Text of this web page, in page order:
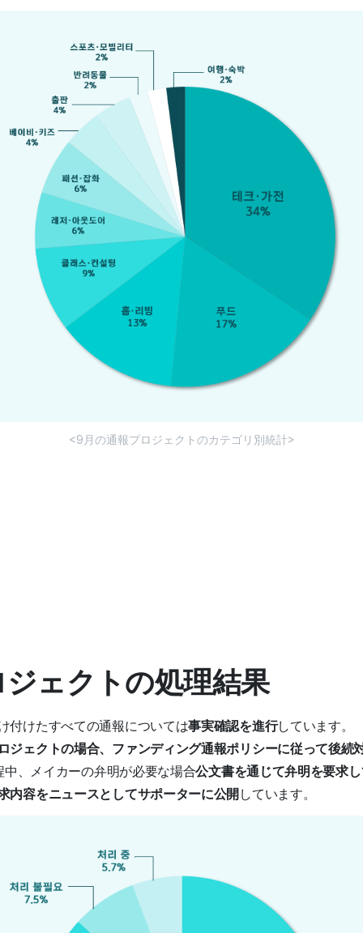
<9月の通報プロジェクトのカテゴリ別統計>
ェクトの処理結果
付けたすべての通報については事実確認を進行しています。
ジェクトの場合、ファンディング通報ポリシーに従って後続
中、メイカーの弁明が必要な場合公文書を通じて弁明を要求
内容をニュースとしてサポーターに公開 しています。